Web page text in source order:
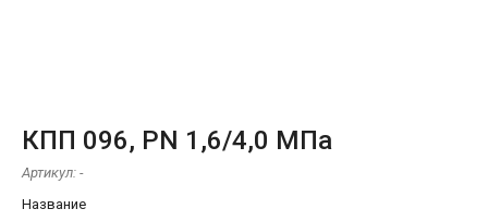
КПП 096, PN 1,6/4,0 МПа
Артикул: -
Название